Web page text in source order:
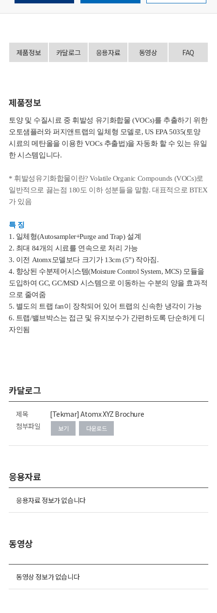
제품정보 카달로그 응용자료 동영상 FAQ
제품정보
토양 및 수질시료 중 휘발성 유기화합물 (VOCs)를 추출하기 위한
오토샘플러와 퍼지앤트랩의 일체형 모델로, US EPA 5035(토양
시료의 메탄올을 이용한 VOCs 추출법)을 자동화 할 수 있는 유일
한 시스템입니다.
* 휘발성유기화합물이란? Volatile Organic Compounds (VOCs)로
일반적으로 끓는점 180도 이하 성분들을 말함. 대표적으로 BTEX
가 있음
특 징
1. 일체형(Autosampler+Purge and Trap) 설계
2. 최대 84개의 시료를 연속으로 처리 가능
3. 이전 Atomx모델보다 크기가 13cm (5”) 작아짐.
4. 향상된 수분제어시스템(Moisture Control System, MCS) 모듈을
도입하여 GC, GC/MSD 시스템으로 이동하는 수분의 양을 효과적
으로 줄여줌
5. 별도의 트랩 fan이 장착되어 있어 트랩의 신속한 냉각이 가능
6. 트랩/밸브박스는 접근 및 유지보수가 간편하도록 단순하게 디
자인됨
카달로그
제목
[Tekmar] Atomx XYZ Brochure
첨부파일
보기 다운로드
응용자료
응용자료 정보가 없습니다
동영상
동영상 정보가 없습니다